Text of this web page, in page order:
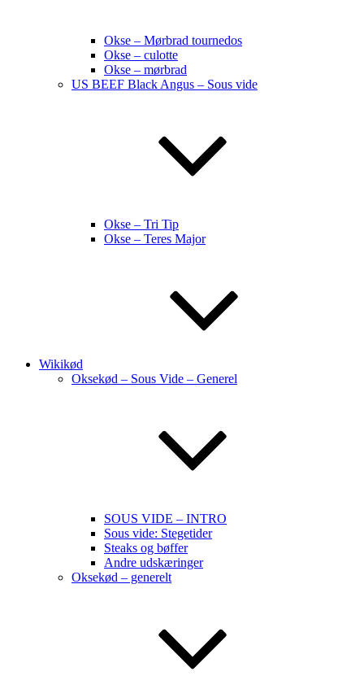
Okse – Mørbrad tournedos
Okse – culotte
Okse – mørbrad
US BEEF Black Angus – Sous vide
Okse – Tri Tip
Okse – Teres Major
Wikikød
Oksekød – Sous Vide – Generel
SOUS VIDE – INTRO
Sous vide: Stegetider
Steaks og bøffer
Andre udskæringer
Oksekød – generelt